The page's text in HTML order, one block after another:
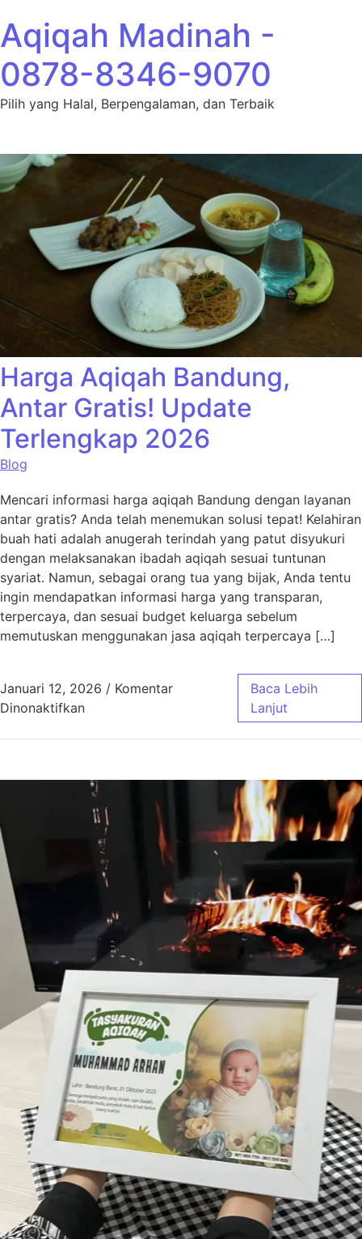
Aqiqah Madinah -
0878-8346-9070
Pilih yang Halal, Berpengalaman, dan Terbaik
Harga Aqiqah Bandung,
Antar Gratis! Update
Terlengkap 2026
Blog
Mencari informasi harga aqiqah Bandung dengan layanan
antar gratis? Anda telah menemukan solusi tepat! Kelahiran
buah hati adalah anugerah terindah yang patut disyukuri
dengan melaksanakan ibadah aqiqah sesuai tuntunan
syariat. Namun, sebagai orang tua yang bijak, Anda tentu
ingin mendapatkan informasi harga yang transparan,
terpercaya, dan sesuai budget keluarga sebelum
memutuskan menggunakan jasa aqiqah terpercaya […]
Januari 12, 2026 / Komentar
Dinonaktifkanpada Harga Aqiqah Bandung, Antar Gratis!
Baca Lebih
Lanjut